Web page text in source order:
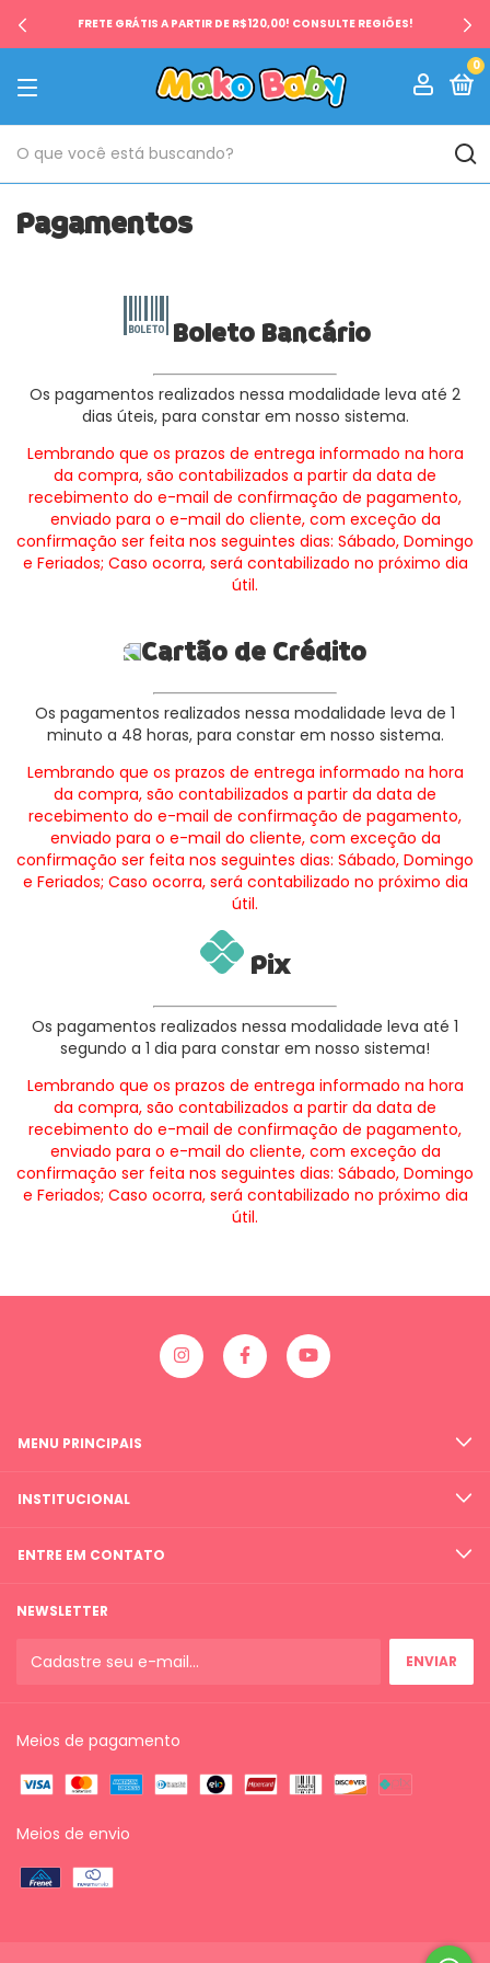
FRETE GRÁTIS A PARTIR DE R$120,00! CONSULTE REGIÕES!
0
Pagamentos
Boleto Bancário
Os pagamentos realizados nessa modalidade leva até 2
dias úteis, para constar em nosso sistema.
Lembrando que os prazos de entrega informado na hora
da compra, são contabilizados a partir da data de
recebimento do e-mail de confirmação de pagamento,
enviado para o e-mail do cliente, com exceção da
confirmação ser feita nos seguintes dias: Sábado, Domingo
e Feriados; Caso ocorra, será contabilizado no próximo dia
útil.
Cartão de Crédito
Os pagamentos realizados nessa modalidade leva de 1
minuto a 48 horas, para constar em nosso sistema.
Lembrando que os prazos de entrega informado na hora
da compra, são contabilizados a partir da data de
recebimento do e-mail de confirmação de pagamento,
enviado para o e-mail do cliente, com exceção da
confirmação ser feita nos seguintes dias: Sábado, Domingo
e Feriados; Caso ocorra, será contabilizado no próximo dia
útil.
Pix
Os pagamentos realizados nessa modalidade leva até 1
segundo a 1 dia para constar em nosso sistema!
Lembrando que os prazos de entrega informado na hora
da compra, são contabilizados a partir da data de
recebimento do e-mail de confirmação de pagamento,
enviado para o e-mail do cliente, com exceção da
confirmação ser feita nos seguintes dias: Sábado, Domingo
e Feriados; Caso ocorra, será contabilizado no próximo dia
útil.
MENU PRINCIPAIS
INSTITUCIONAL
ENTRE EM CONTATO
NEWSLETTER
Meios de pagamento
Meios de envio